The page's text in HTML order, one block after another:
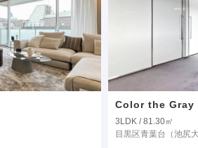
Color the Gray
3LDK / 81.30㎡
目黒区青葉台 （池尻